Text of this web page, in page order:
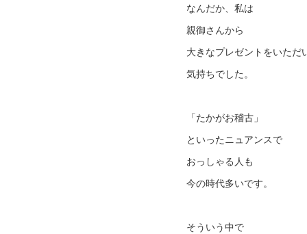
なんだか、私は
親御さんから
大きなプレゼントをいただ
気持ちでした。
「たかがお稽古」
といったニュアンスで
おっしゃる人も
今の時代多いです。
そういう中で